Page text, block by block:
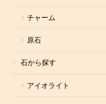
チャーム
原石
石から探す
アイオライト